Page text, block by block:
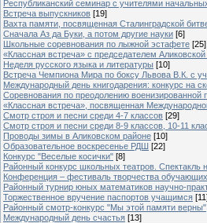
Республиканский семинар с учителями
Встреча выпускников [19]
Вахта памяти, посвященная Сталинградской
Сначала Аз да Буки, а потом другие науки [6]
Школьные соревнования по лыжной эстафете [25]
«Классная встреча» с председателем
Неделя русского языка и литературы [10]
Встреча Чемпиона Мира по боксу Львова В.К. с
Международный день книгодарения: конкурс на
Cоревнования по преодолению военизированной
«Классная встреча», посвященная
Смотр строя и песни среди 4-7 классов [29]
Смотр строя и песни среди 8-9 классов, 10-11
Проводы зимы в Аликовском районе [10]
Образовательное воскресенье РДШ [22]
Конкурс "Веселые косички" [8]
Районный конкурс школьных театров. Спектакль
Конференция – фестиваль творчества
Районный турнир юных математиков научно-
Торжественное вручение паспортов учащимся
Районный смотр-конкурс "Мы этой памяти верны"
Международный день счастья [13]